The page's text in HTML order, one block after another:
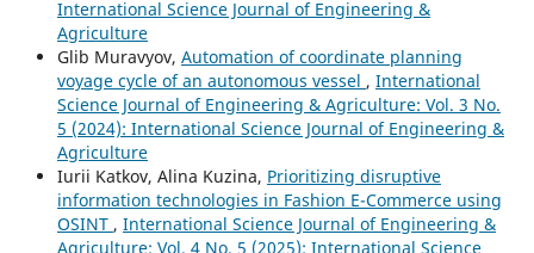
International Science Journal of Engineering &
Agriculture
Glib Muravyov, Automation of coordinate planning
voyage cycle of an autonomous vessel , International
Science Journal of Engineering & Agriculture: Vol. 3 No.
5 (2024): International Science Journal of Engineering &
Agriculture
Iurii Katkov, Alina Kuzina, Prioritizing disruptive
information technologies in Fashion E-Commerce using
OSINT , International Science Journal of Engineering &
Agriculture: Vol. 4 No. 5 (2025): International Science